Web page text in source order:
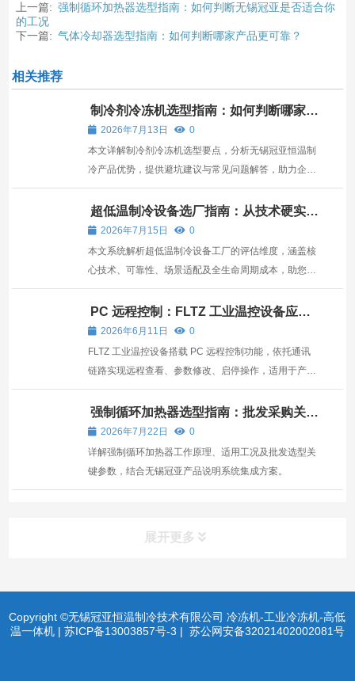
上一篇: 强制循环加热器选型指南：如何判断无锡冠亚是否适合你
的工况
下一篇: 气体冷却器选型指南：如何判断哪家产品更可靠？
相关推荐
制冷剂冷冻机选型指南：如何判断哪家产
品更可靠？
2026年7月13日
0
本文详解制冷剂冷冻机选型要点，分析无锡冠亚恒温制
冷产品优势，提供避坑建议与常见问题解答，助力企业
科学决策。
超低温制冷设备选厂指南：从技术硬实力
到长期可靠性评估
2026年7月15日
0
本文系统解析超低温制冷设备工厂的评估维度，涵盖核
心技术、可靠性、场景适配及全生命周期成本，助您选
型。
PC 远程控制：FLTZ 工业温控设备应用
详解2026年6月11日
0
FLTZ 工业温控设备搭载 PC 远程控制功能，依托通讯
链路实现远程查看、参数修改、启停操作，适用于产线
集中管理、无人值守、设备点位分散的场景。
强制循环加热器选型指南：批发采购关键
参数与工况适配要点
2026年7月22日
0
详解强制循环加热器工作原理、适用工况及批发选型关
键参数，结合无锡冠亚产品说明系统集成方案。
展开更多
Copyright ©无锡冠亚恒温制冷技术有限公司 冷冻机-工业冷冻机-高低
温一体机 | 苏ICP备13003857号-3 | 苏公网安备32021402002081号